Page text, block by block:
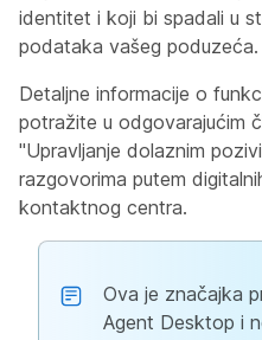
identitet i koji bi spadali u
podataka vašeg poduzeća.
Detaljne informacije o
potražite u odgovarajućim
"Upravljanje dolaznim
razgovorima putem
kontaktnog centra.
Ova je značajka
Agent Desktop i